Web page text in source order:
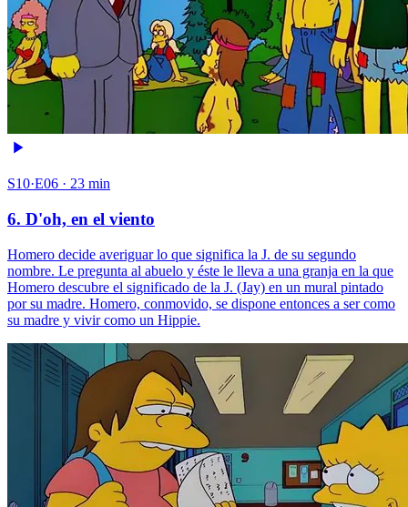
S10·E06 · 23 min
6. D'oh, en el viento
Homero decide averiguar lo que significa la J. de su segundo
nombre. Le pregunta al abuelo y éste le lleva a una granja en la que
Homero descubre el significado de la J. (Jay) en un mural pintado
por su madre. Homero, conmovido, se dispone entonces a ser como
su madre y vivir como un Hippie.